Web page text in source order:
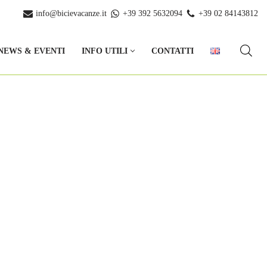
info@bicievacanze.it +39 392 5632094 +39 02 84143812
& EVENTI INFO UTILI CONTATTI